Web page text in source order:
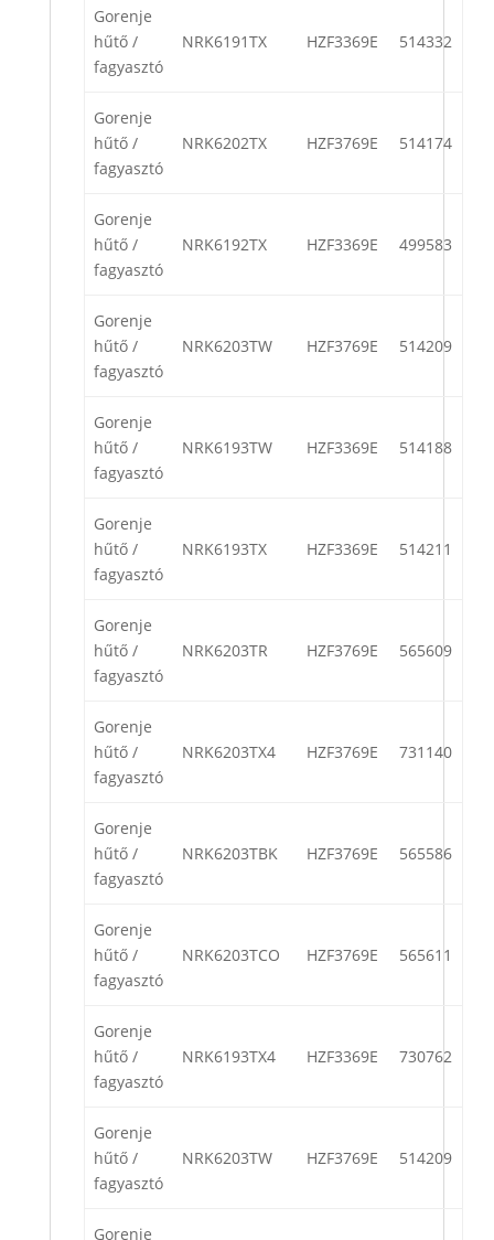
Gorenje
hűtő /
fagyasztó
NRK6191TX HZF3369E 514332
Gorenje
hűtő /
fagyasztó
NRK6202TX HZF3769E 514174
Gorenje
hűtő /
fagyasztó
NRK6192TX HZF3369E 499583
Gorenje
hűtő /
fagyasztó
NRK6203TW HZF3769E 514209
Gorenje
hűtő /
fagyasztó
NRK6193TW HZF3369E 514188
Gorenje
hűtő /
fagyasztó
NRK6193TX HZF3369E 514211
Gorenje
hűtő /
fagyasztó
NRK6203TR HZF3769E 565609
Gorenje
hűtő /
fagyasztó
NRK6203TX4 HZF3769E 731140
Gorenje
hűtő /
fagyasztó
NRK6203TBK HZF3769E 565586
Gorenje
hűtő /
fagyasztó
NRK6203TCO HZF3769E 565611
Gorenje
hűtő /
fagyasztó
NRK6193TX4 HZF3369E 730762
Gorenje
hűtő /
fagyasztó
NRK6203TW HZF3769E 514209
Gorenje